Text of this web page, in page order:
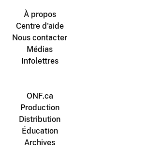
À propos
Centre d'aide
Nous contacter
Médias
Infolettres
ONF.ca
Production
Distribution
Éducation
Archives